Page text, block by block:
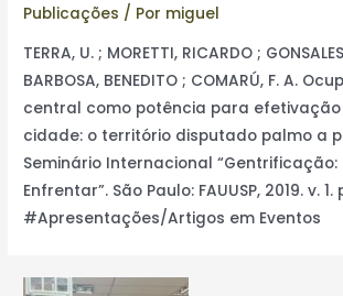
Publicações / Por miguel
TERRA, U. ; MORETTI, RICARDO ;
BARBOSA, BENEDITO ; COMARÚ, F. A.
central como potência para
cidade: o território disputado palmo a
Seminário Internacional “Gentrificação:
Enfrentar”. São Paulo: FAUUSP, 2019. v.
#Apresentações/Artigos em Eventos